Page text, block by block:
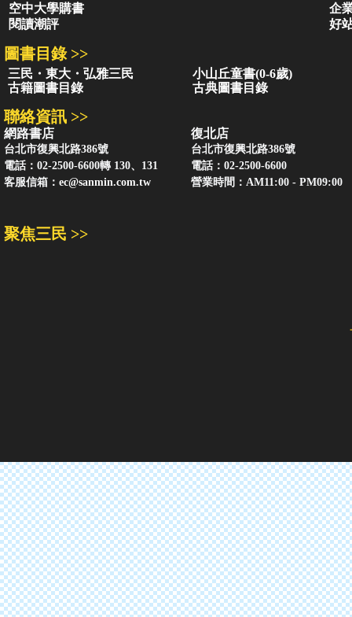
空中大學購書
企
閱讀潮評
好
圖書目錄 >>
三民・東大・弘雅三民
小山丘童書(0-6歲)
古籍圖書目錄
古典圖書目錄
聯絡資訊 >>
網路書店
台北市復興北路386號
電話：02-2500-6600轉 130、131
客服信箱： ec@sanmin.com.tw
復北店
台北市復興北路386號
電話：02-2500-6600
營業時間：AM11:00 - PM09:00
聚焦三民 >>